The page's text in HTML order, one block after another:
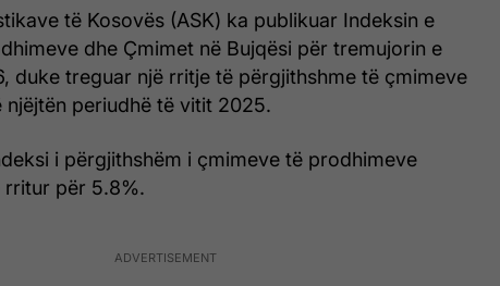
të Kosovës (ASK) ka publikuar Indeksin e
dhe Çmimet në Bujqësi për tremujorin e
duke treguar një rritje të përgjithshme të çmimeve
njëjtën periudhë të vitit 2025.
i përgjithshëm i çmimeve të prodhimeve
rritur për 5.8%.